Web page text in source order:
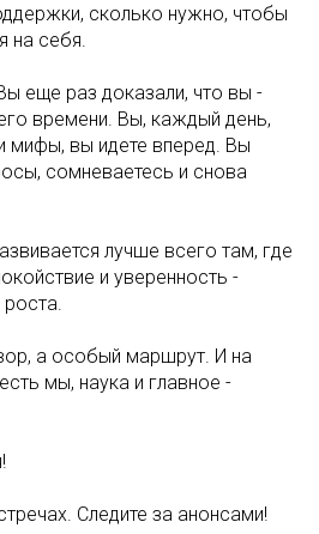
сколько нужно, чтобы
на себя.
еще раз доказали, что вы -
времени. Вы, каждый день,
мифы, вы идете вперед. Вы
сомневаетесь и снова
лучше всего там, где
и уверенность -
а особый маршрут. И на
мы, наука и главное -
Следите за анонсами!